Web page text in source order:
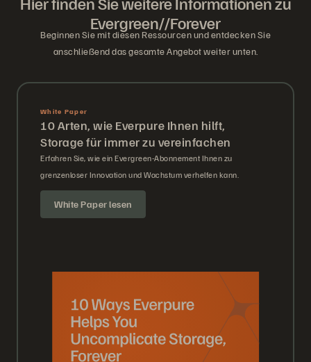
Evergreen//Forever
Beginnen Sie mit diesen Ressourcen und entdecken Sie
anschließend das gesamte Angebot weiter unten.
White Paper
10 Arten, wie Everpure Ihnen hilft,
Storage für immer zu vereinfachen
Erfahren Sie, wie ein Evergreen-Abonnement Ihnen zu
grenzenloser Innovation und Wachstum verhelfen kann.
White Paper lesen